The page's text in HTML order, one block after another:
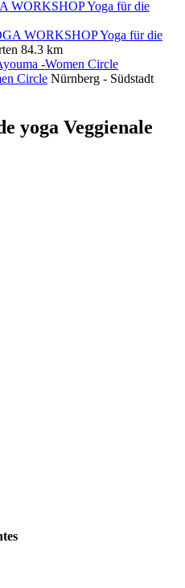
WORKSHOP Yoga für die
84.3 km
Circle Nürnberg - Südstadt
yoga Veggienale